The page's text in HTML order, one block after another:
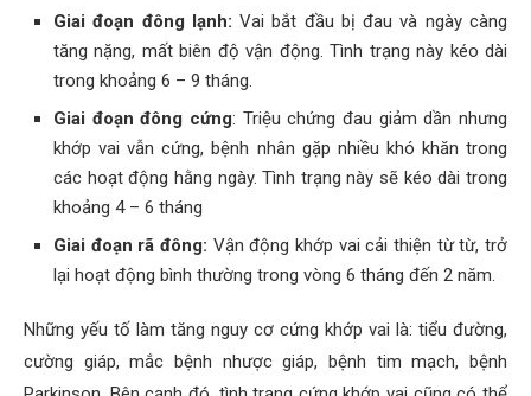
Giai đoạn đông lạnh: Vai bắt đầu bị đau và ngày càng
tăng nặng, mất biên độ vận động. Tình trạng này kéo dài
trong khoảng 6 – 9 tháng.
Giai đoạn đông cứng: Triệu chứng đau giảm dần nhưng
khớp vai vẫn cứng, bệnh nhân gặp nhiều khó khăn trong
các hoạt động hằng ngày. Tình trạng này sẽ kéo dài trong
khoảng 4 – 6 tháng
Giai đoạn rã đông: Vận động khớp vai cải thiện từ từ, trở
lại hoạt động bình thường trong vòng 6 tháng đến 2 năm.
Những yếu tố làm tăng nguy cơ cứng khớp vai là: tiểu đường,
cường giáp, mắc bệnh nhược giáp, bệnh tim mạch, bệnh